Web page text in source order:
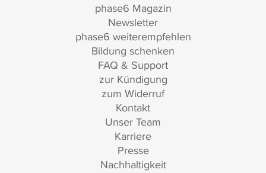
phase6 Magazin
Newsletter
phase6 weiterempfehlen
Bildung schenken
FAQ & Support
zur Kündigung
zum Widerruf
Kontakt
Unser Team
Karriere
Presse
Nachhaltigkeit